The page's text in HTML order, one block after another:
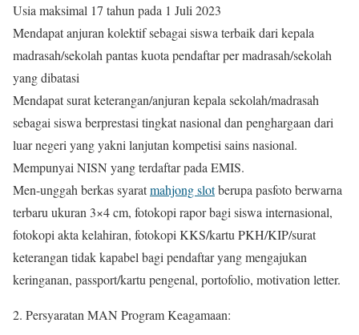
Usia maksimal 17 tahun pada 1 Juli 2023
Mendapat anjuran kolektif sebagai siswa terbaik dari kepala
madrasah/sekolah pantas kuota pendaftar per madrasah/sekolah
yang dibatasi
Mendapat surat keterangan/anjuran kepala sekolah/madrasah
sebagai siswa berprestasi tingkat nasional dan penghargaan dari
luar negeri yang yakni lanjutan kompetisi sains nasional.
Mempunyai NISN yang terdaftar pada EMIS.
Men-unggah berkas syaratmahjong slotberupa pasfoto berwarna
terbaru ukuran 3×4 cm, fotokopi rapor bagi siswa internasional,
fotokopi akta kelahiran, fotokopi KKS/kartu PKH/KIP/surat
keterangan tidak kapabel bagi pendaftar yang mengajukan
keringanan, passport/kartu pengenal, portofolio, motivation letter.
2. Persyaratan MAN Program Keagamaan: